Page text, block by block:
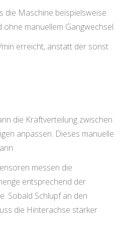
die Maschine beispielsweise
manuellem Gangwechsel.
erreicht, anstatt der sonst
die Kraftverteilung zwischen
anpassen. Dieses manuelle
messen die
entsprechend der
Sobald Schlupf an den
die Hinterachse stärker